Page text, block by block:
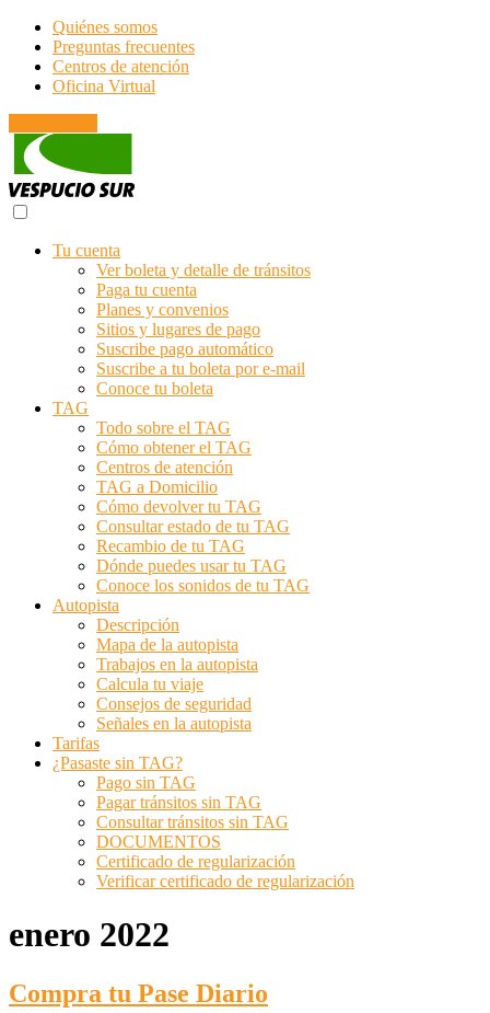
Quiénes somos
Preguntas frecuentes
Centros de atención
Oficina Virtual
Tu cuenta
Ver boleta y detalle de tránsitos
Paga tu cuenta
Planes y convenios
Sitios y lugares de pago
Suscribe pago automático
Suscribe a tu boleta por e-mail
Conoce tu boleta
TAG
Todo sobre el TAG
Cómo obtener el TAG
Centros de atención
TAG a Domicilio
Cómo devolver tu TAG
Consultar estado de tu TAG
Recambio de tu TAG
Dónde puedes usar tu TAG
Conoce los sonidos de tu TAG
Autopista
Descripción
Mapa de la autopista
Trabajos en la autopista
Calcula tu viaje
Consejos de seguridad
Señales en la autopista
Tarifas
¿Pasaste sin TAG?
Pago sin TAG
Pagar tránsitos sin TAG
Consultar tránsitos sin TAG
DOCUMENTOS
Certificado de regularización
Verificar certificado de regularización
enero 2022
Compra tu Pase Diario